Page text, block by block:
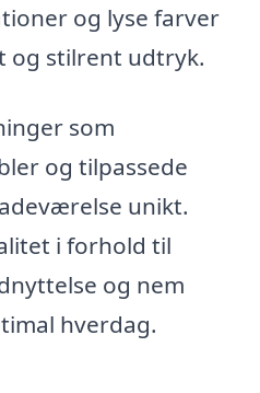
og lyse farver
og stilrent udtryk.
som
og tilpassede
unikt.
i forhold til
og nem
hverdag.